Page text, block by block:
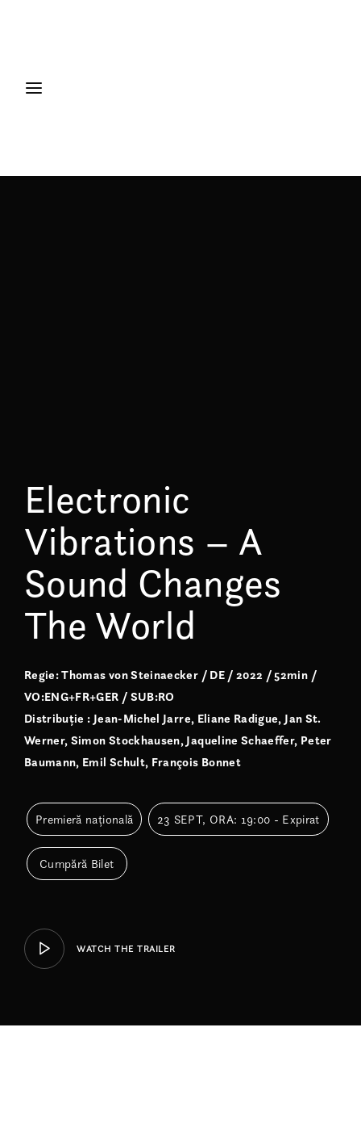
Electronic
Vibrations – A
Sound Changes
The World
Regie: Thomas von Steinaecker / DE / 2022 / 52min /
VO:ENG+FR+GER / SUB:RO
Distribuție : Jean-Michel Jarre, Eliane Radigue, Jan St.
Werner, Simon Stockhausen, Jaqueline Schaeffer, Peter
Baumann, Emil Schult, François Bonnet
Premieră națională 23 SEPT, ORA: 19:00 - Expirat
Cumpără Bilet
WATCH THE TRAILER